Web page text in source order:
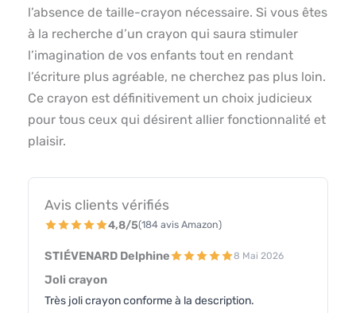
l’absence de taille-crayon nécessaire. Si vous êtes
à la recherche d’un crayon qui saura stimuler
l’imagination de vos enfants tout en rendant
l’écriture plus agréable, ne cherchez pas plus loin.
Ce crayon est définitivement un choix judicieux
pour tous ceux qui désirent allier fonctionnalité et
plaisir.
Avis clients vérifiés
4,8/5(184 avis Amazon)
STIÉVENARD Delphine 8 Mai 2026
Joli crayon
Très joli crayon conforme à la description.